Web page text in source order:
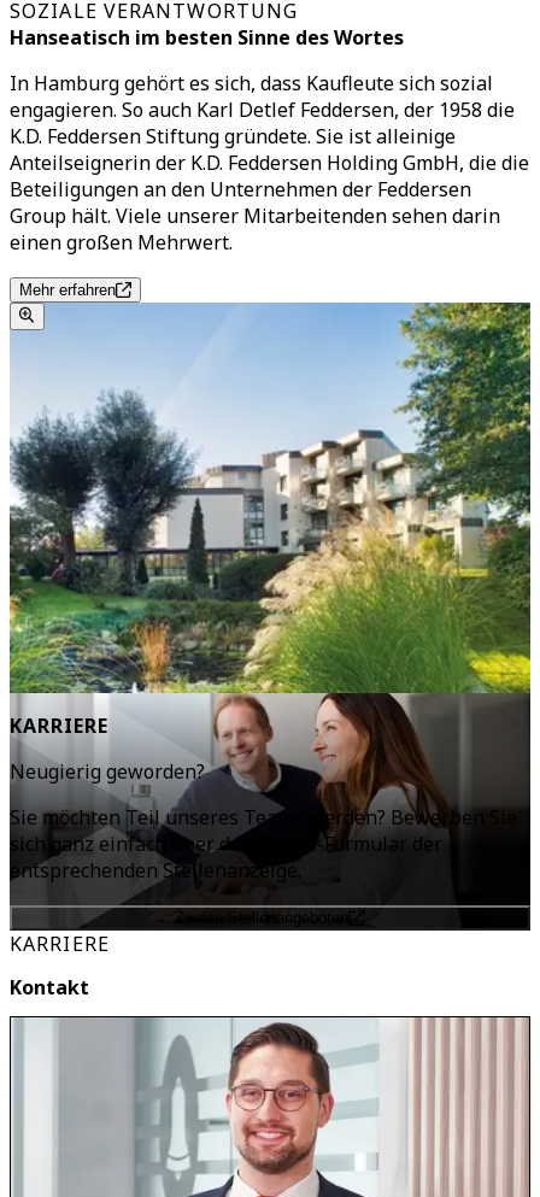
SOZIALE VERANTWORTUNG
Hanseatisch im besten Sinne des Wortes
In Hamburg gehört es sich, dass Kaufleute sich sozial
engagieren. So auch Karl Detlef Feddersen, der 1958 die
K.D. Feddersen Stiftung gründete. Sie ist alleinige
Anteilseignerin der K.D. Feddersen Holding GmbH, die die
Beteiligungen an den Unternehmen der Feddersen
Group hält. Viele unserer Mitarbeitenden sehen darin
einen großen Mehrwert.
Mehr erfahren
KARRIERE
Neugierig geworden?
Sie möchten Teil unseres Teams werden? Bewerben Sie
sich ganz einfach über das Online-Formular der
entsprechenden Stellenanzeige.
Zu den Stellenangeboten
KARRIERE
Kontakt